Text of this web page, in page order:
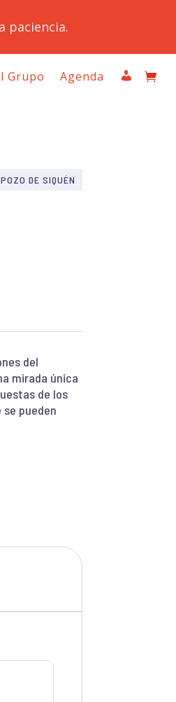
paciencia.
Grupo Agenda
DE SIQUÉN
del
mirada única
de los
pueden